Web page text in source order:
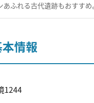
ふれる古代遺跡もおすす
情報
1244